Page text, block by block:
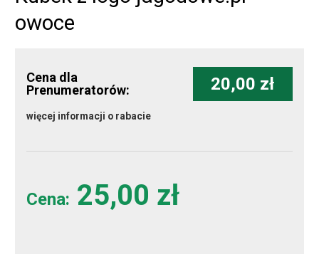
owoce
Cena dla
Prenumeratorów:
20,00 zł
więcej informacji o rabacie
Cena: 25,00 zł